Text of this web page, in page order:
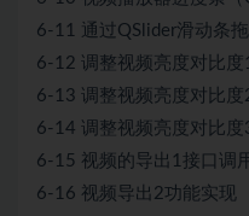
6-11 通过QSlider滑动条
6-12 调整视频亮度对比度
6-13 调整视频亮度对比度
6-14 调整视频亮度对比
6-15 视频的导出1接口调
6-16 视频导出2功能实现